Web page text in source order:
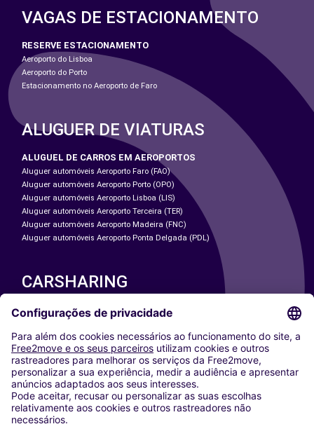
VAGAS DE ESTACIONAMENTO
RESERVE ESTACIONAMENTO
Aeroporto do Lisboa
Aeroporto do Porto
Estacionamento no Aeroporto de Faro
ALUGUER DE VIATURAS
ALUGUEL DE CARROS EM AEROPORTOS
Aluguer automóveis Aeroporto Faro (FAO)
Aluguer automóveis Aeroporto Porto (OPO)
Aluguer automóveis Aeroporto Lisboa (LIS)
Aluguer automóveis Aeroporto Terceira (TER)
Aluguer automóveis Aeroporto Madeira (FNC)
Aluguer automóveis Aeroporto Ponta Delgada (PDL)
CARSHARING
NOSSAS CIDADES
Washington DC
Milan
Rome
Turin
Vienna
Berlin
Cologne